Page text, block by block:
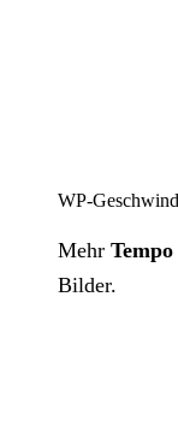
WP-
Mehr Tempo
Bilder.